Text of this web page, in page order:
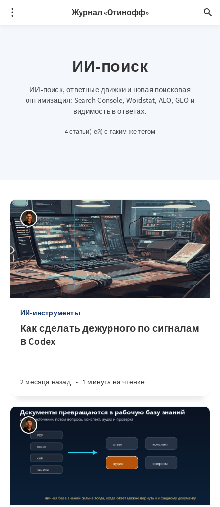
Журнал «Отинофф»
ИИ-поиск
ИИ-поиск, ответные движки и новая поисковая
оптимизация: Search Console, Wordstat, AEO, GEO и
видимость в ответах.
4 статьи(-ей) с таким же тегом
ИИ-инструменты
Как сделать дежурного по сигналам
в Codex
2 месяца назад • 1 минута на чтение